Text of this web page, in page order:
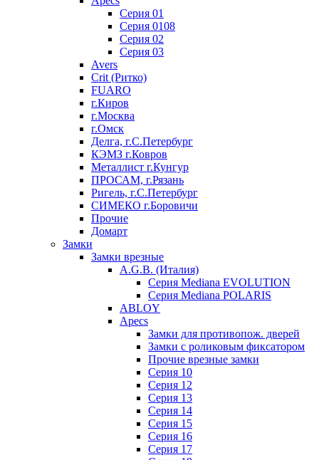
Серия 01
Серия 0108
Серия 02
Серия 03
Avers
Crit (Ритко)
FUARO
г.Киров
г.Москва
г.Омск
Делга, г.С.Петербург
КЭМЗ г.Ковров
Металлист г.Кунгур
ПРОСАМ, г.Рязань
Ригель, г.С.Петербург
СИМЕКО г.Боровичи
Прочие
Домарт
Замки
Замки врезные
A.G.B. (Италия)
Серия Mediana EVOLUTION
Серия Mediana POLARIS
ABLOY
Apecs
Замки для противопож. дверей
Замки с роликовым фиксатором
Прочие врезные замки
Серия 10
Серия 12
Серия 13
Серия 14
Серия 15
Серия 16
Серия 17